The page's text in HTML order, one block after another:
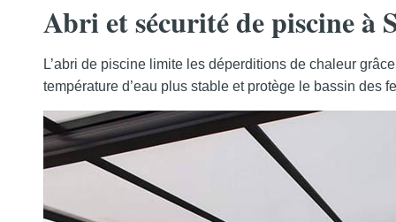
Abri et sécurité de piscine à
L’abri de piscine limite les déperditions de chaleur
température d’eau plus stable et protège le bassin des